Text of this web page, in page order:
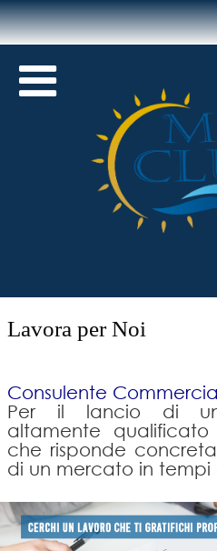

Lavora per Noi
Consulente
Per il lancio di
altamente qualificato
che risponde
di un mercato in tempi